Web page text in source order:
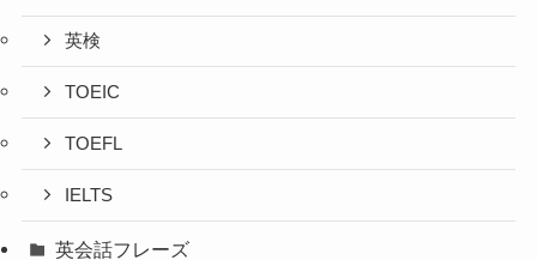
英検
TOEIC
TOEFL
IELTS
英会話フレーズ